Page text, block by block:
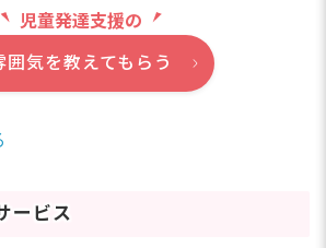
児童発達支援の
囲気を教えてもらう
ービス